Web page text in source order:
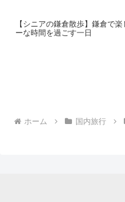
【シニアの鎌倉散歩】鎌倉で楽
ーな時間を過ごす一日
ホーム 国内旅行